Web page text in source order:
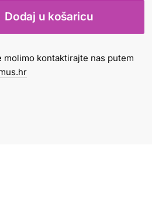
Dodaj u košaricu
molimo kontaktirajte nas putem